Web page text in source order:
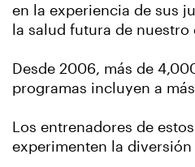
en la experiencia de sus
la salud futura de nuestro
Desde 2006, más de
programas incluyen a
Los entrenadores de
experimenten la